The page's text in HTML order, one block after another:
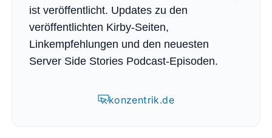
ist veröffentlicht. Updates zu den
veröffentlichten Kirby-Seiten,
Linkempfehlungen und den neuesten
Server Side Stories Podcast-Episoden.
konzentrik.de